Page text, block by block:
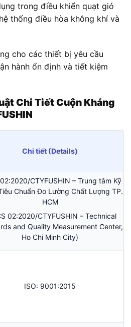
trong điều khiển quạt gió
thống điều hòa không khí và
cho các thiết bị yêu cầu
hành ổn định và tiết kiệm
Chi TiếtCuộn Kháng
Chi tiết (Details)
CTYFUSHIN – Trung tâm Kỹ
Chuẩn Đo Lường Chất Lượng TP.
HCM
02:2020/CTYFUSHIN – Technical
and Quality Measurement Center,
Ho Chi Minh City)
ISO: 9001:2015